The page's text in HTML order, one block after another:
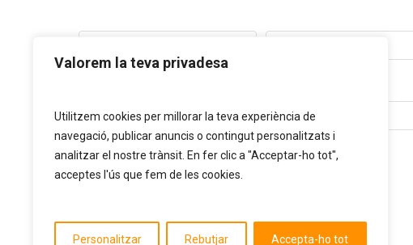
Valorem la teva privadesa
Utilitzem cookies per millorar la teva experiència de
navegació, publicar anuncis o contingut personalitzats i
analitzar el nostre trànsit. En fer clic a "Acceptar-ho tot",
acceptes l'ús que fem de les cookies.
Personalitzar Rebutjar Accepta-ho tot